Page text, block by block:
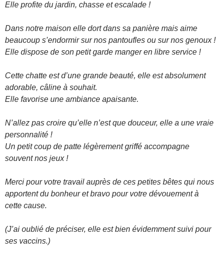
Elle profite du jardin, chasse et escalade !
Dans notre maison elle dort dans sa panière mais aime
beaucoup s’endormir sur nos pantoufles ou sur nos genoux !
Elle dispose de son petit garde manger en libre service !
Cette chatte est d’une grande beauté, elle est absolument
adorable, câline à souhait.
Elle favorise une ambiance apaisante.
N’allez pas croire qu’elle n’est que douceur, elle a une vraie
personnalité !
Un petit coup de patte légèrement griffé accompagne
souvent nos jeux !
Merci pour votre travail auprès de ces petites bêtes qui nous
apportent du bonheur et bravo pour votre dévouement à
cette cause.
(J’ai oublié de préciser, elle est bien évidemment suivi pour
ses vaccins.)